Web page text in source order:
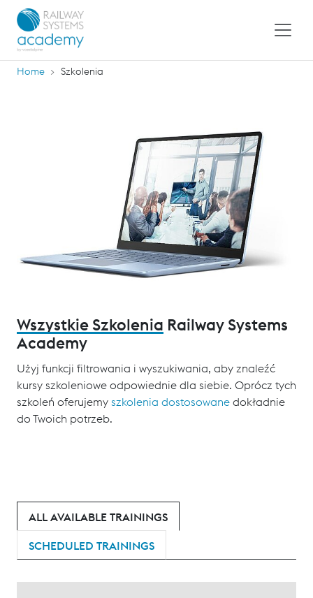
Home Szkolenia
Wszystkie Szkolenia Railway Systems
Academy
Użyj funkcji filtrowania i wyszukiwania, aby znaleźć
kursy szkoleniowe odpowiednie dla siebie. Oprócz tych
szkoleń oferujemy szkolenia dostosowane dokładnie
do Twoich potrzeb.
ALL AVAILABLE TRAININGS
SCHEDULED TRAININGS